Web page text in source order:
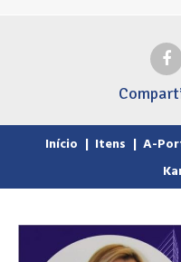
Início | Itens | A-